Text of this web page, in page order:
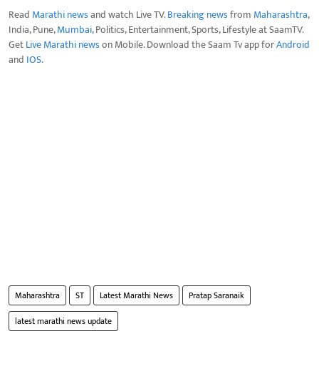
Read Marathi newsand watch Live TV.Breaking newsfrom Maharashtra,
India, Pune,Mumbai, Politics, Entertainment, Sports, Lifestyle at SaamTV.
GetLive Marathi newson Mobile. Download the Saam Tv app forAndroid
and IOS.
Maharashtra ST Latest Marathi News
Pratap Saranaik
latest marathi news update